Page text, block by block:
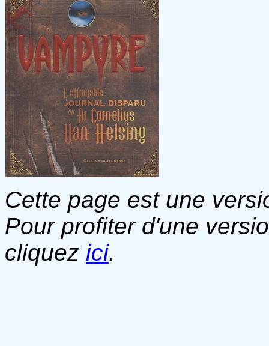
Cette page est une
Pour profiter d'une
cliquez ici.